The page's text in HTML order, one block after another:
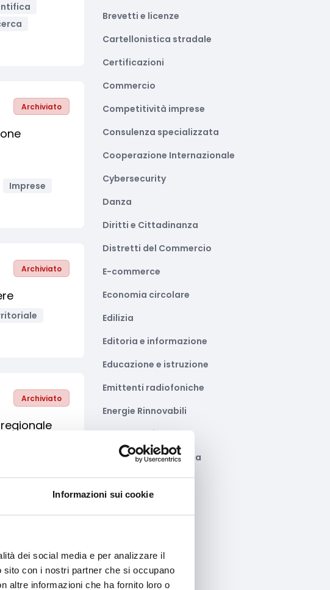
Informazioni sui cookie
dei social media e per analizzare il
con i nostri partner che si occupano
altre informazioni che ha fornito loro o
Archiviato
Imprese
Archiviato
Archiviato
forestale
Brevetti e licenze
Cartellonistica stradale
Certificazioni
Commercio
Competitività imprese
Consulenza specializzata
Cooperazione Internazionale
Cybersecurity
Danza
Diritti e Cittadinanza
Distretti del Commercio
E-commerce
Economia circolare
Edilizia
Editoria e informazione
Educazione e istruzione
Emittenti radiofoniche
Energie Rinnovabili
Farmaceutico
Farmacia e/o chimica
Fashion
Formazione e lavoro
Fotovoltaico